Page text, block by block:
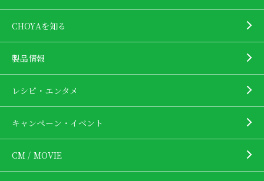
CHOYAを知る
製品情報
レシピ・エンタメ
キャンペーン・イベント
CM / MOVIE